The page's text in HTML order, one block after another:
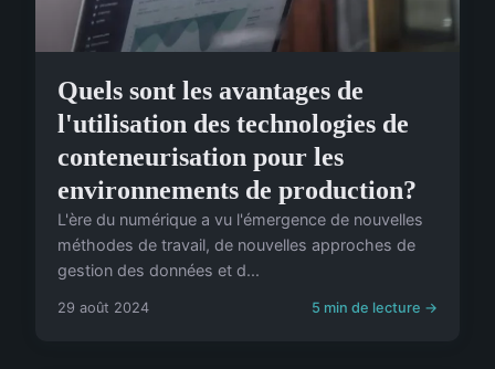
Quels sont les avantages de
l'utilisation des technologies de
conteneurisation pour les
environnements de production?
L'ère du numérique a vu l'émergence de nouvelles
méthodes de travail, de nouvelles approches de
gestion des données et d...
29 août 2024 5 min de lecture →